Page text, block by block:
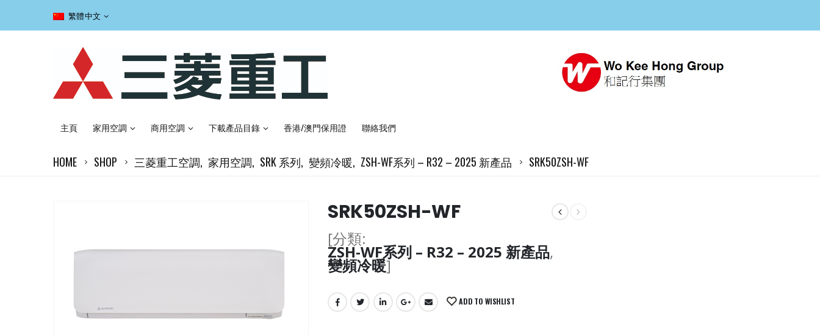
繁體中文
主頁 家用空調 商用空調 下載產品目錄 香港/澳門保用證 聯絡我們
HOME SHOP 三菱重工空調, 家用空調, SRK 系列, 變頻冷暖, ZSH-WF系列 – R32 – 2025 新產品 SRK50ZSH-WF
SRK50ZSH-WF
[分類:
ZSH-WF系列 – R32 – 2025 新產品,
變頻冷暖]
ADD TO WISHLIST